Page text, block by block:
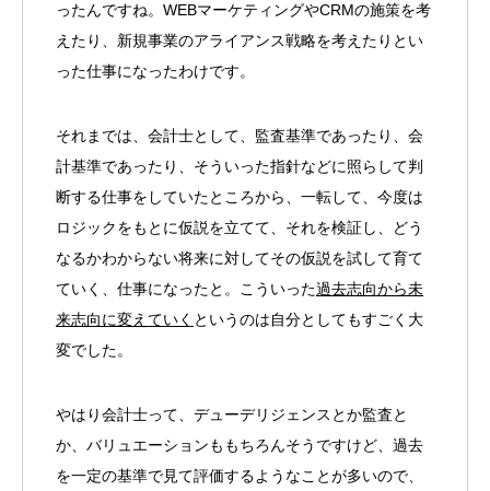
ったんですね。WEBマーケティングやCRMの施策を考
えたり、新規事業のアライアンス戦略を考えたりとい
った仕事になったわけです。
それまでは、会計士として、監査基準であったり、会
計基準であったり、そういった指針などに照らして判
断する仕事をしていたところから、一転して、今度は
ロジックをもとに仮説を立てて、それを検証し、どう
なるかわからない将来に対してその仮説を試して育て
ていく、仕事になったと。こういった過去志向から未
来志向に変えていく というのは自分としてもすごく大
変でした。
やはり会計士って、デューデリジェンスとか監査と
か、バリュエーションももちろんそうですけど、過去
を一定の基準で見て評価するようなことが多いので、